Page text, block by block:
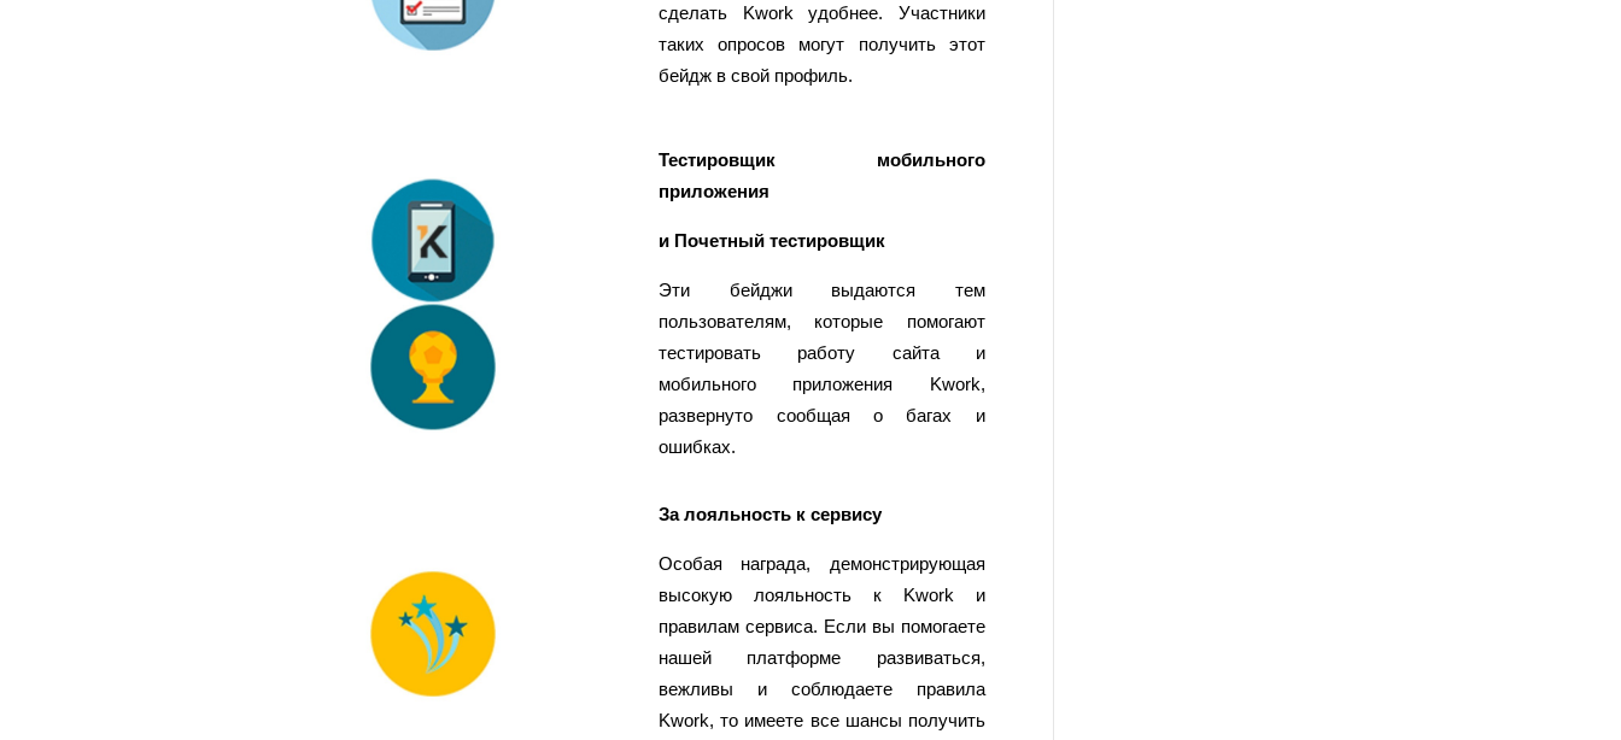
сделать Kwork удобнее. Участники
таких опросов могут получить этот
бейдж в свой профиль.
Тестировщик мобильного
приложения
и Почетный тестировщик
Эти бейджи выдаются тем
пользователям, которые помогают
тестировать работу сайта и
мобильного приложения Kwork,
развернуто сообщая о багах и
ошибках.
За лояльность к сервису
Особая награда, демонстрирующая
высокую лояльность к Kwork и
правилам сервиса. Если вы помогаете
нашей платформе развиваться,
вежливы и соблюдаете правила
Kwork, то имеете все шансы получить